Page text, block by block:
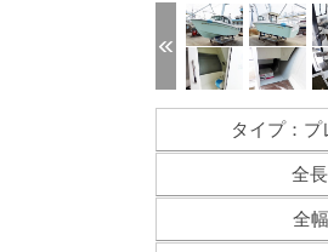
タイプ：プ
全
全